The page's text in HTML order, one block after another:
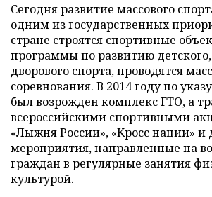
Сегодня развитие массового
одним из государственных
стране строятся спортивные
программы по развитию
дворового спорта, проводятся
соревнования. В 2014 году по
был возрожден комплекс ГТО, а
всероссийскими спортивными
«Лыжня России», «Кросс нации» и
мероприятия, направленные на
граждан в регулярные занятия
культурой.